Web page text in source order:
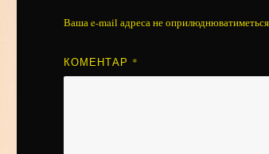
Ваша e-mail адреса не
КОМЕНТАР *